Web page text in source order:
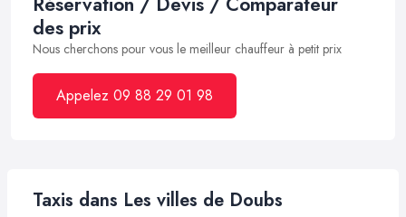
des prix
Nous cherchons pour vous le meilleur chauffeur à petit prix
Appelez 09 88 29 01 98
Taxis dans Les villes de Doubs